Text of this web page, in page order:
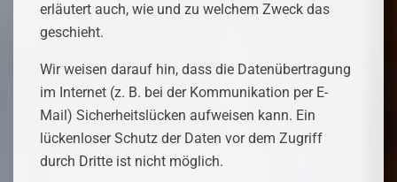
erläutert auch, wie und zu welchem Zweck das
geschieht.
Wir weisen darauf hin, dass die Datenübertragung
im Internet (z. B. bei der Kommunikation per E-
Mail) Sicherheitslücken aufweisen kann. Ein
lückenloser Schutz der Daten vor dem Zugriff
durch Dritte ist nicht möglich.